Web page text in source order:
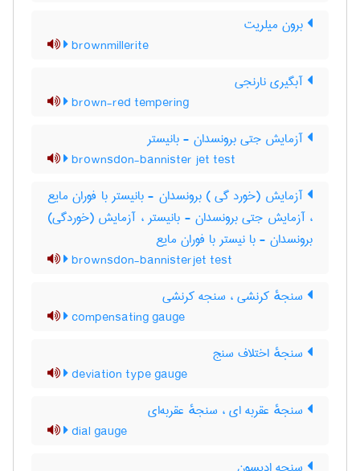
برون میلریت
brownmillerite
آبگیری نارنجی
brown-red tempering
آزمایش جتی برونسدان - بانیستر
brownsdon-bannister jet test
آزمایش (خورد گی ) برونسدان - بانیستر با فوران مایع
، آزمایش جتی برونسدان - بانیستر ، آزمایش (خوردگی)
برونسدان - با نیستر با فوران مایع
brownsdon-bannisterjet test
سنجهٔ کرنشی ، سنجه کرنشی
compensating gauge
سنجهٔ اختلاف سنج
deviation type gauge
سنجهٔ عقربه ای ، سنجهٔ عقربه‌ای
dial gauge